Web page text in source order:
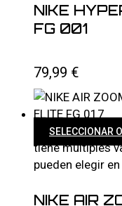
NIKE
FG 001
79,99 €
SELECCIONAR
tiene múltiples
pueden elegir
NIKE AIR